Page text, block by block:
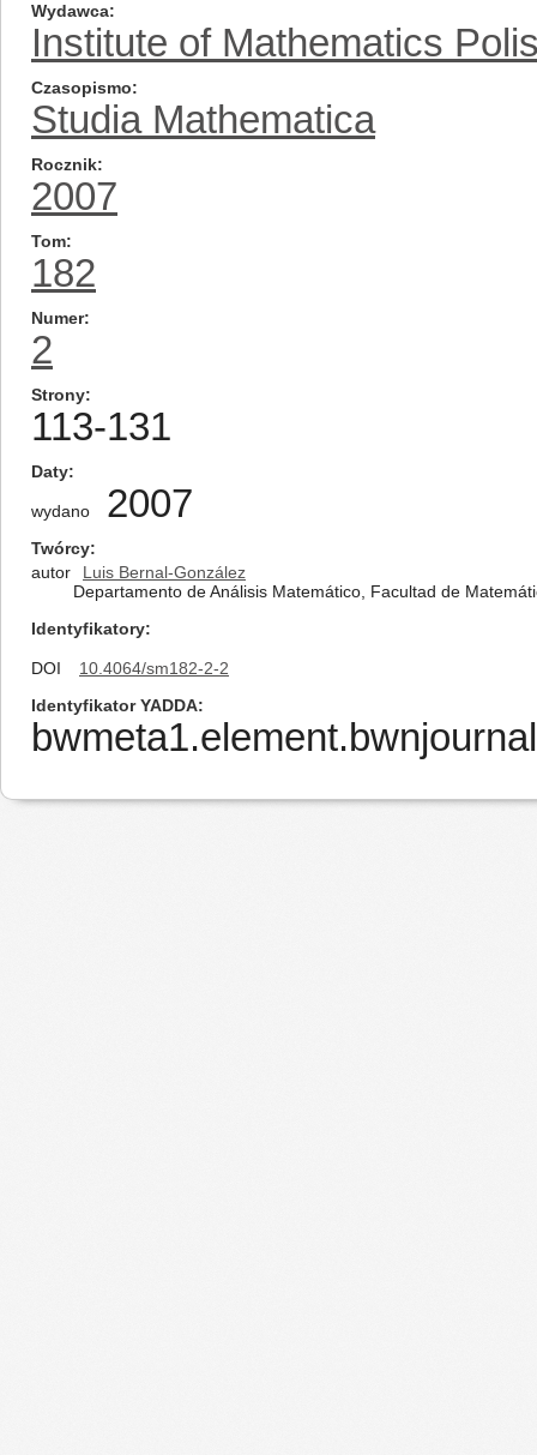
Wydawca
Institute of Mathematics
Czasopismo
Studia Mathematica
Rocznik
2007
Tom
182
Numer
2
Strony
113-131
Daty
wydano 2007
Twórcy
autor
Luis Bernal-González
Departamento de Análisis Matemático, Facultad de
Identyfikatory
DOI
10.4064/sm182-2-2
Identyfikator YADDA